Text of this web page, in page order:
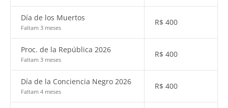
Día de los Muertos
Faltam 3 meses
R$ 400
Proc. de la República 2026
Faltam 3 meses
R$ 400
Día de la Conciencia Negro 2026
Faltam 4 meses
R$ 400